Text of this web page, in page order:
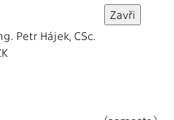
Petr Hájek, CSc.